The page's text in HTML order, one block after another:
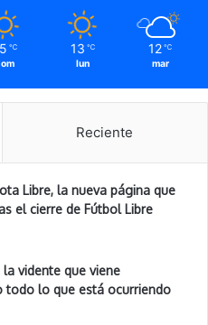
℃ 13 ℃
lun
12 ℃
mar
Reciente
Libre, la nueva página que
el cierre de Fútbol Libre
la vidente que viene
todo lo que está ocurriendo